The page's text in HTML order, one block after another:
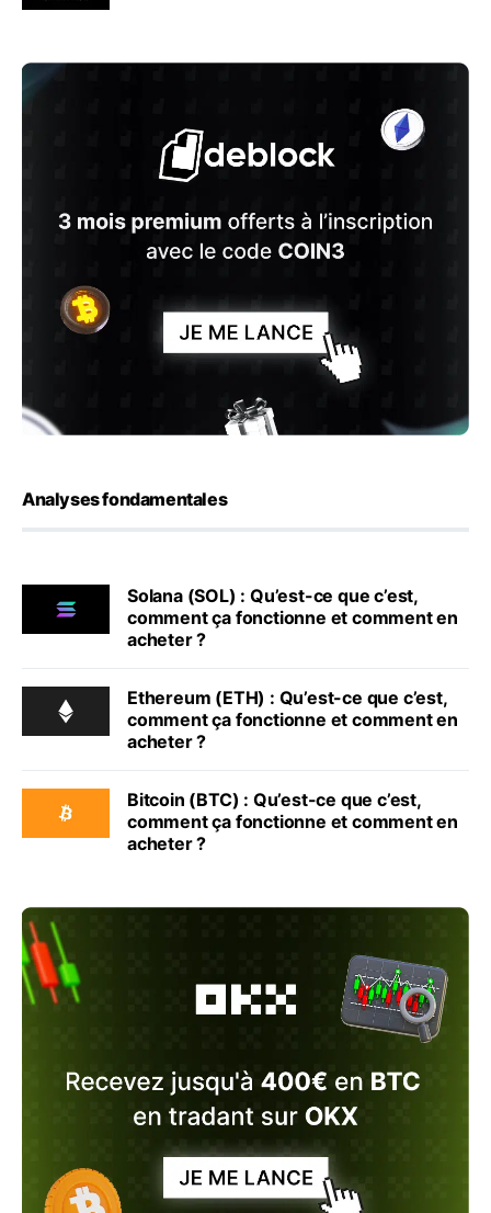
Analyses fondamentales
Solana (SOL) : Qu’est-ce que c’est,
comment ça fonctionne et comment en
acheter ?
Ethereum (ETH) : Qu’est-ce que c’est,
comment ça fonctionne et comment en
acheter ?
Bitcoin (BTC) : Qu’est-ce que c’est,
comment ça fonctionne et comment en
acheter ?